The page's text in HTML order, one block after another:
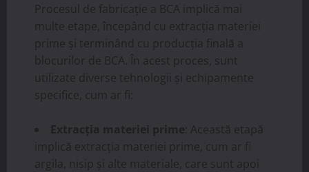
Procesul de fabricație a BCA implică mai
multe etape, începând cu extracția materiei
prime și terminând cu producția finală a
blocurilor de BCA. În acest proces, sunt
utilizate diverse tehnologii și echipamente
specifice, cum ar fi:
Extracția materiei prime : Această etapă
implică extracția materiei prime, cum ar fi
argila, nisip și alte materiale, care sunt apoi